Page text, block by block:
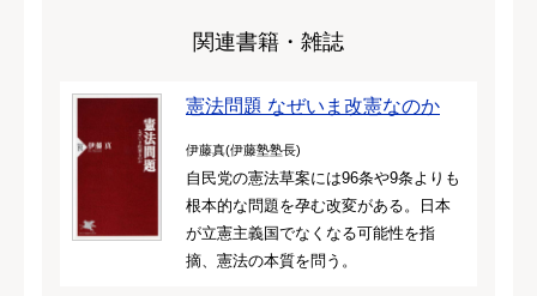
関連書籍・雑誌
憲法問題 なぜいま改憲なのか
伊藤真(伊藤塾塾長)
自民党の憲法草案には96条や9条よりも
根本的な問題を孕む改変がある。日本
が立憲主義国でなくなる可能性を指
摘、憲法の本質を問う。